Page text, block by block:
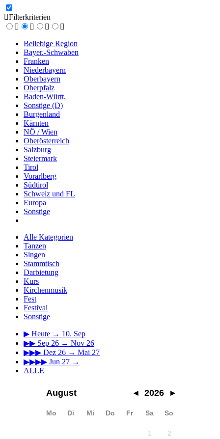
Filterkriterien
Beliebige Region
Bayer.-Schwaben
Franken
Niederbayern
Oberbayern
Oberpfalz
Baden-Württ.
Sonstige (D)
Burgenland
Kärnten
NÖ / Wien
Oberösterreich
Salzburg
Steiermark
Tirol
Vorarlberg
Südtirol
Schweiz und FL
Europa
Sonstige
Alle Kategorien
Tanzen
Singen
Stammtisch
Darbietung
Kurs
Kirchenmusik
Fest
Festival
Sonstige
▶ Heute → 10. Sep
▶▶ Sep 26 → Nov 26
▶▶▶ Dez 26 → Mai 27
▶▶▶▶ Jun 27 →
ALLE
August ◂ 2026 ▸
Mo Di Mi Do Fr Sa So
1 2